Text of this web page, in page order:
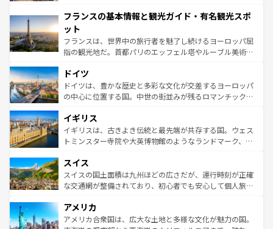
ませてくれるイタリアで、忘れられない旅をしてみよう！
なお、新着のイタリア情報は
しい。
文化が根付くこの国では、情熱的なフラメンコ、熱気あふ
れる闘牛、そして美味しいタパスが生活の一部となってい
る。首都マドリードの洗練された雰囲気や、バルセロナの
アートに溢れた街角から、地方では古代ローマ遺跡や中世
せる。地方によって風土や気候が異なるスペインはその個
性で訪れる人を魅了する。 なお、新着のスペイン情報は コ
ンテンツ一覧を参照してほしい。
フランスの基本情報と観光ガイド・有名観光スポ
ット
フランスは、世界中の旅行者を魅了し続けるヨーロッパ屈
指の観光地だ。首都パリのエッフェル塔やルーブル美術館
で、幅広い魅力が詰まっている。華麗な宮殿、歴史的な大
聖堂、美しいビーチ、そして豊かな自然が、訪れる者を心
から魅了する。また、フランスは美食の国としても知ら
いる。シャンパンの発祥地であるランス、プロヴァンスの
香り高いラベンダー畑など、多彩な楽しみ方が可能だ。さ
らに、パリ以外の地域にも魅力が溢れており、どの街角に
れる地方に足を運ぶとそれぞれで全く異なる文化を体験で
きるだろう。 なお、新着のフランス情報はコンテンツ一覧
を参照してほしい。
ドイツ
ドイツは、豊かな歴史と多彩な文化が交差するヨーロッパ
の中心に位置する国。中世の街並みが残るロマンチック街
顔を持つこの国は、どこを歩いても飽きることがない。ベ
ルリンの文化的活気、バイエルン州のアルプスの絶景、そ
してライン川沿いのワイン畑といった風景は必見。ビール
は、お酒好きな人にはぜひ体験してほしい。 なお、新着の
ドイツ情報はコンテンツ一覧を参照してほしい。
イギリス
イギリスは、古きよき伝統と最先端が共存する国。ウェス
トミンスター寺院や大英博物館のようなランドマーク、歴
リアごとに異なる魅力がある。また、優雅なアフタヌーン
ティー、ビール好きにはたまらない英国パブ、サッカー観
戦など、本場だからこそできる体験も豊富。イギリスを旅
ンツ一覧を参照してほしい。
スイス
スイスの国土面積は九州ほどの広さだが、運行時刻が正確
な交通網が整備されており、初心者でも安心して個人旅行
の建物がそのまま残る町や、スイスならではのユニークな
博物館もあり、アルプス観光だけでなく町歩きも満喫する
アメリカ
アメリカ合衆国は、広大な土地と多様な文化が魅力の国。